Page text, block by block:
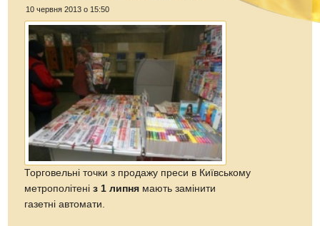
10 червня 2013 о 15:50
Торговельні точки з продажу преси в Київському
метрополітеніз 1 липня мають замінити
газетні автомати.